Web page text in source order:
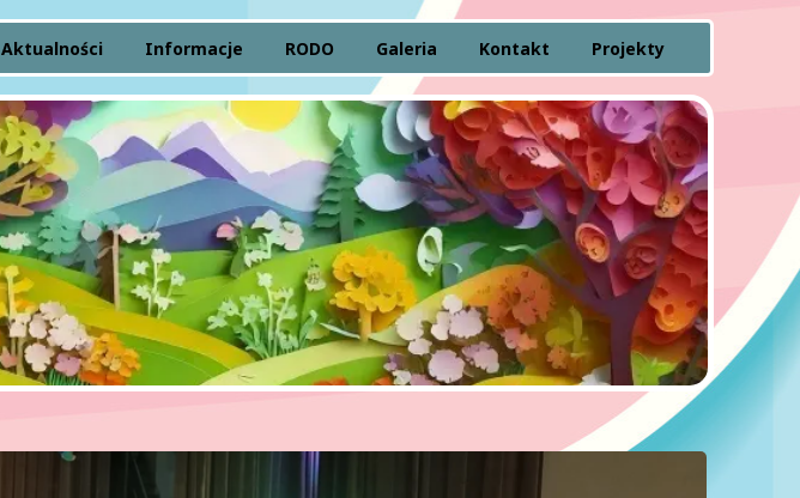
Aktualności Informacje
Rekrutacja
Zielona flaga
Finanse
Statut
Raport dostępności
Ochrona małoletnich
RODO Galeria Kontakt Projekty